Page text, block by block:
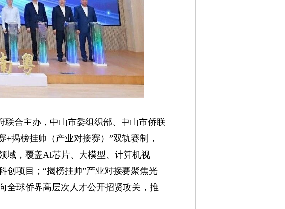
合主办，中山市委组织部、中山市侨联
揭榜挂帅（产业对接赛）”双轨赛制，
域，覆盖AI芯片、大模型、计算机视
创项目；“揭榜挂帅”产业对接赛聚焦光
全球侨界高层次人才公开招贤攻关，推